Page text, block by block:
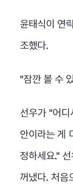
윤태식이 연
조했다.
"잠깐 볼 수
선우가 "어
안이라는 게
정하세요."
꺼냈다. 처음